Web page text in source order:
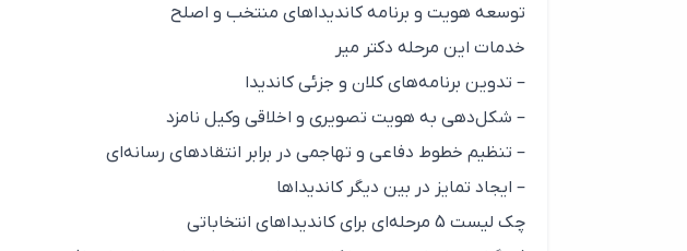
توسعه هویت و برنامه کاندیداهای منتخب و اصلح
خدمات این مرحله دکتر میر
– تدوین برنامه‌های کلان و جزئی کاندیدا
– شکل‌دهی به هویت تصویری و اخلاقی وکیل نامزد
– تنظیم خطوط دفاعی و تهاجمی در برابر انتقادهای رسانه‌ای
– ایجاد تمایز در بین دیگر کاندیداها
چک لیست 5 مرحله‌ای برای کاندیداهای انتخاباتی